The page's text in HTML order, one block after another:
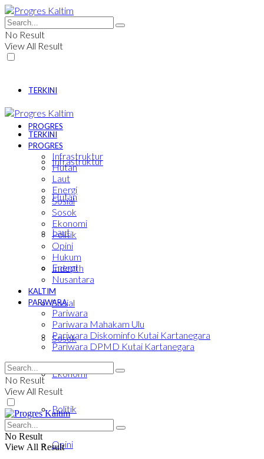
No Result
View All Result
TERKINI
PROGRES
Infrastruktur
Hutan
Laut
Energi
Sosial
Sosok
Ekonomi
Politik
Opini
TERKINI
PROGRES
Infrastruktur
Hutan
Laut
Energi
Sosial
Sosok
Ekonomi
Politik
Opini
Hukum
Indepth
Nusantara
KALTIM
PARIWARA
Pariwara
Pariwara Mahakam Ulu
Pariwara Diskominfo Kutai Kartanegara
Pariwara DPMD Kutai Kartanegara
No Result
View All Result
No Result
View All Result